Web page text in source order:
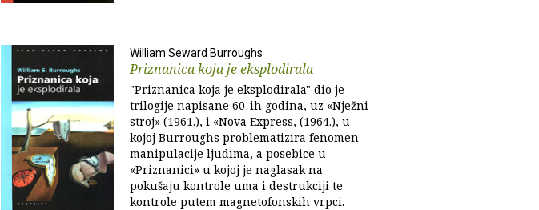
William Seward Burroughs
Priznanica koja je eksplodirala
"Priznanica koja je eksplodirala" dio je
trilogije napisane 60-ih godina, uz «Nježni
stroj» (1961.), i «Nova Express, (1964.), u
kojoj Burroughs problematizira fenomen
manipulacije ljudima, a posebice u
«Priznanici» u kojoj je naglasak na
pokušaju kontrole uma i destrukciji te
kontrole putem magnetofonskih vrpci.